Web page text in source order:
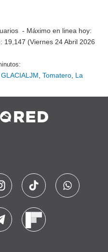
- Máximo en linea hoy:
(Viernes 24 Abril 2026
GLACIALJM Tomatero La